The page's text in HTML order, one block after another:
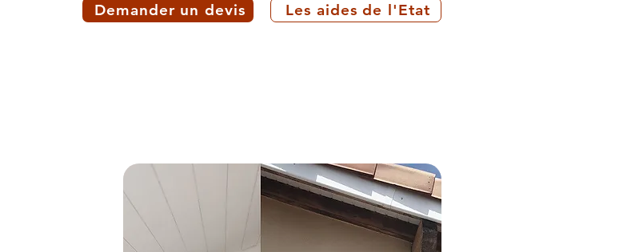
Demander un devis Les aides de l'Etat